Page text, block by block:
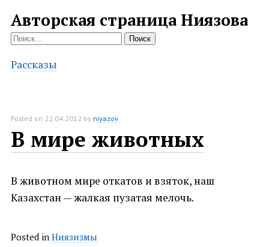
Авторская страница Ниязова
Найти:
Рассказы
Posted on 22.04.2012 byniyazov
В мире животных
В животном мире откатов и взяток, наш
Казахстан — жалкая пузатая мелочь.
Posted in Ниязизмы